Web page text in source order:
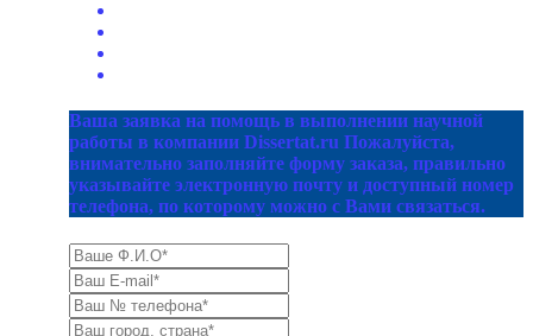
Ваша заявка на помощь в выполнении научной
работы в компании Dissertat.ru Пожалуйста,
внимательно заполняйте форму заказа, правильно
указывайте электронную почту и доступный номер
телефона, по которому можно с Вами связаться.